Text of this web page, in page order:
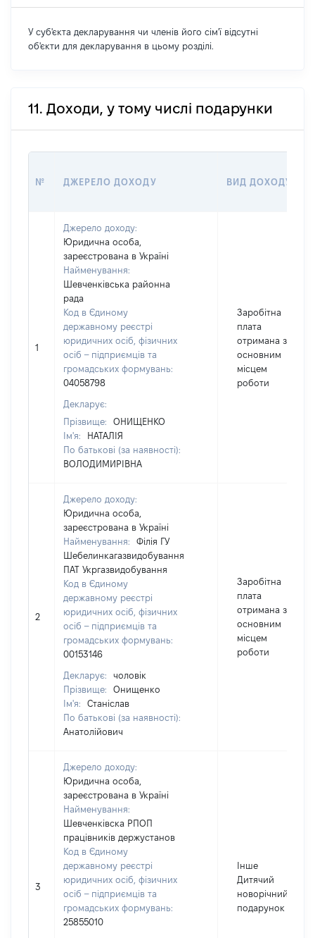
У суб'єкта декларування чи членів його сім'ї відсутні
об'єкти для декларування в цьому розділі.
11. Доходи, у тому числі подарунки
№ ДЖЕРЕЛО ДОХОДУ ВИД ДОХОДУ
1
Джерело доходу:
Юридична особа,
зареєстрована в Україні
Найменування:
Шевченківська районна
рада
Код в Єдиному
державному реєстрі
юридичних осіб, фізичних
осіб – підприємців та
громадських формувань:
04058798
Декларує:
Прізвище:
ОНИЩЕНКО
Ім'я:
НАТАЛІЯ
По батькові (за наявності):
ВОЛОДИМИРІВНА
Заробітна
плата
отримана за
основним
місцем
роботи
2
Джерело доходу:
Юридична особа,
зареєстрована в Україні
Найменування:
Філія ГУ
Шебелинкагазвидобування
ПАТ Укргазвидобування
Код в Єдиному
державному реєстрі
юридичних осіб, фізичних
осіб – підприємців та
громадських формувань:
00153146
Декларує:
чоловік
Прізвище:
Онищенко
Ім'я:
Станіслав
По батькові (за наявності):
Анатолійович
Заробітна
плата
отримана за
основним
місцем
роботи
3
Джерело доходу:
Юридична особа,
зареєстрована в Україні
Найменування:
Шевченківска РПОП
працівників держустанов
Код в Єдиному
державному реєстрі
юридичних осіб, фізичних
осіб – підприємців та
громадських формувань:
25855010
Інше
Дитячий
новорічний
подарунок